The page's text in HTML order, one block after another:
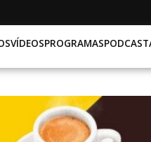
VÍDEOSPROGRAMASPODCAST